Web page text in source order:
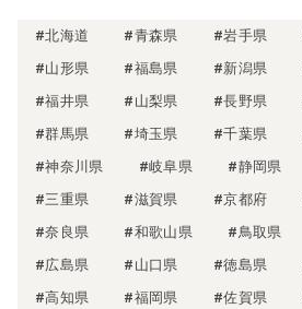
#北海道 #青森県 #岩手県
#山形県
#福島県 #新潟県
#福井県
#山梨県 #長野県
#群馬県
#埼玉県 #千葉県
#神奈川県
#岐阜県 #静岡県
#三重県
#滋賀県 #京都府
#奈良県
#和歌山県 #鳥取県
#広島県
#山口県 #徳島県
#高知県
#福岡県 #佐賀県